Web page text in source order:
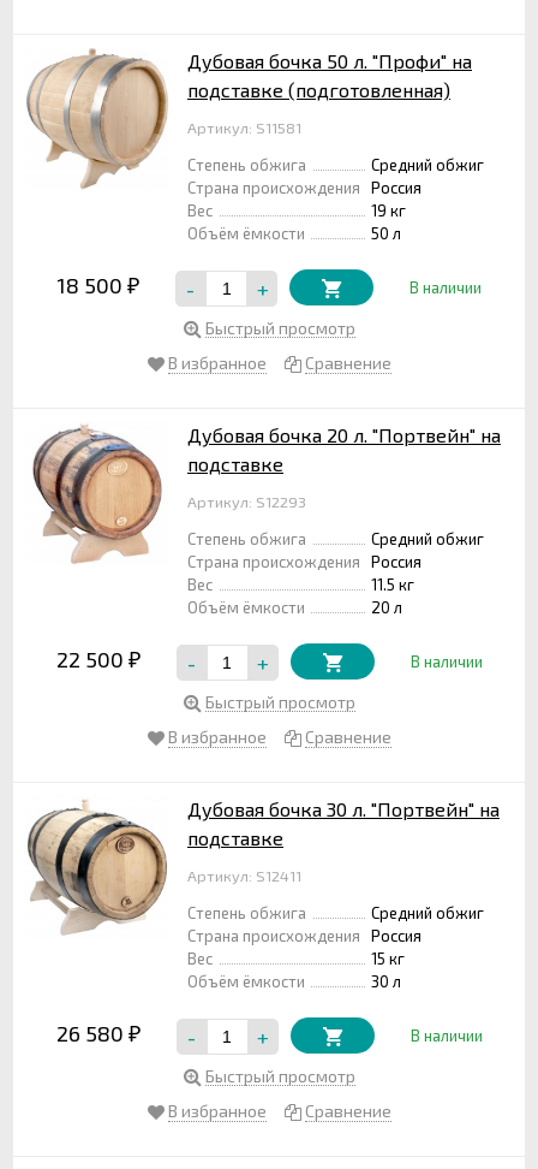
Дубовая бочка 50 л. "Профи" на
подставке (подготовленная)
Артикул: S11581
Степень обжига
Средний обжиг
Страна происхождения
Россия
Вес
19 кг
Объём ёмкости
50 л
18 500 ₽ - + В наличии
Быстрый просмотр
В избранное
Сравнение
Дубовая бочка 20 л. "Портвейн" на
подставке
Артикул: S12293
Степень обжига
Средний обжиг
Страна происхождения
Россия
Вес
11.5 кг
Объём ёмкости
20 л
22 500 ₽ - + В наличии
Быстрый просмотр
В избранное
Сравнение
Дубовая бочка 30 л. "Портвейн" на
подставке
Артикул: S12411
Степень обжига
Средний обжиг
Страна происхождения
Россия
Вес
15 кг
Объём ёмкости
30 л
26 580 ₽ - + В наличии
Быстрый просмотр
В избранное
Сравнение